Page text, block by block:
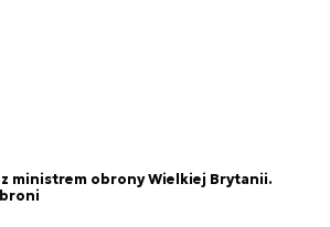
z ministrem obrony Wielkiej Brytanii.